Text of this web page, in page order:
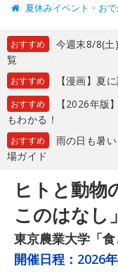
夏休みイベント・お
おすすめ
今週末8/8(
覧
おすすめ 【漫画】夏
おすすめ
【2026年版
もわかる！
おすすめ
雨の日も暑
場ガイド
ヒトと動物
このはなし
東京農業大学「
開催日程： 2026